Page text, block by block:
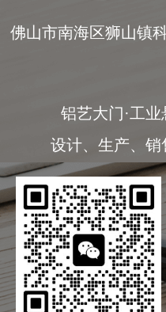
佛山市南海区狮山镇
铝艺大门·工
设计、生产、